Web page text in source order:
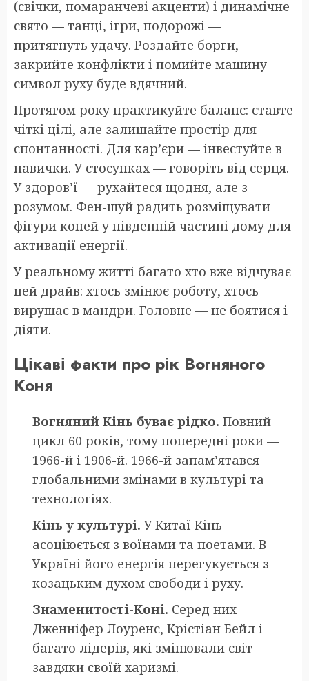
(свічки, помаранчеві акценти) і динамічне
свято — танці, ігри, подорожі —
притягнуть удачу. Роздайте борги,
закрийте конфлікти і помийте машину —
символ руху буде вдячний.
Протягом року практикуйте баланс: ставте
чіткі цілі, але залишайте простір для
спонтанності. Для кар’єри — інвестуйте в
навички. У стосунках — говоріть від серця.
У здоров’ї — рухайтеся щодня, але з
розумом. Фен-шуй радить розміщувати
фігури коней у південній частині дому для
активації енергії.
У реальному житті багато хто вже відчуває
цей драйв: хтось змінює роботу, хтось
вирушає в мандри. Головне — не боятися і
діяти.
Цікаві факти про рік Вогняного
Коня
Вогняний Кінь буває рідко. Повний
цикл 60 років, тому попередні роки —
1966-й і 1906-й. 1966-й запам’ятався
глобальними змінами в культурі та
технологіях.
Кінь у культурі. У Китаї Кінь
асоціюється з воїнами та поетами. В
Україні його енергія перегукується з
козацьким духом свободи і руху.
Знаменитості-Коні. Серед них —
Дженніфер Лоуренс, Крістіан Бейл і
багато лідерів, які змінювали світ
завдяки своїй харизмі.